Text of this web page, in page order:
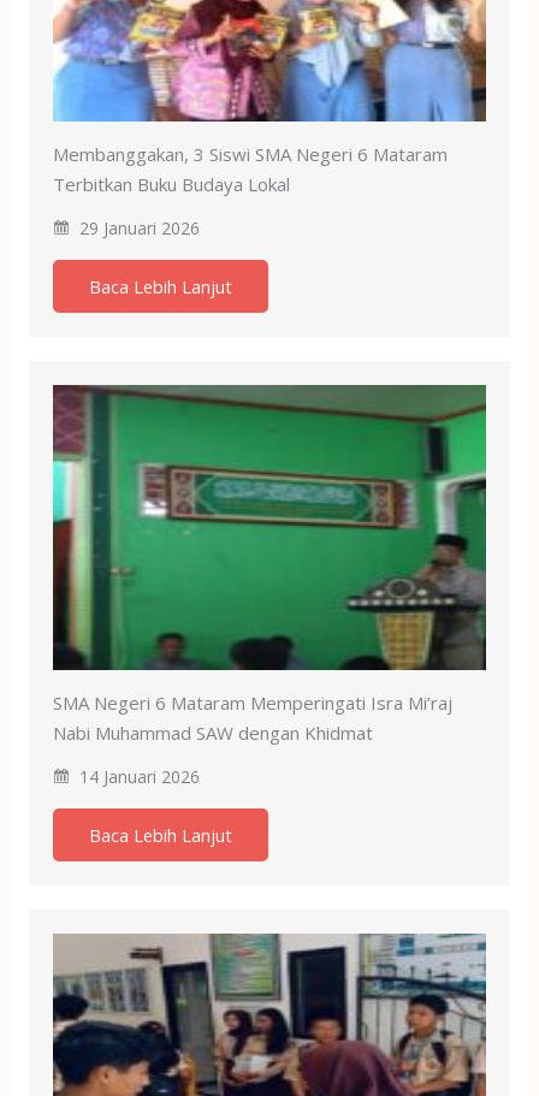
Membanggakan, 3 Siswi SMA Negeri 6 Mataram
Terbitkan Buku Budaya Lokal
29 Januari 2026
Baca Lebih Lanjut
SMA Negeri 6 Mataram Memperingati Isra Mi’raj
Nabi Muhammad SAW dengan Khidmat
14 Januari 2026
Baca Lebih Lanjut